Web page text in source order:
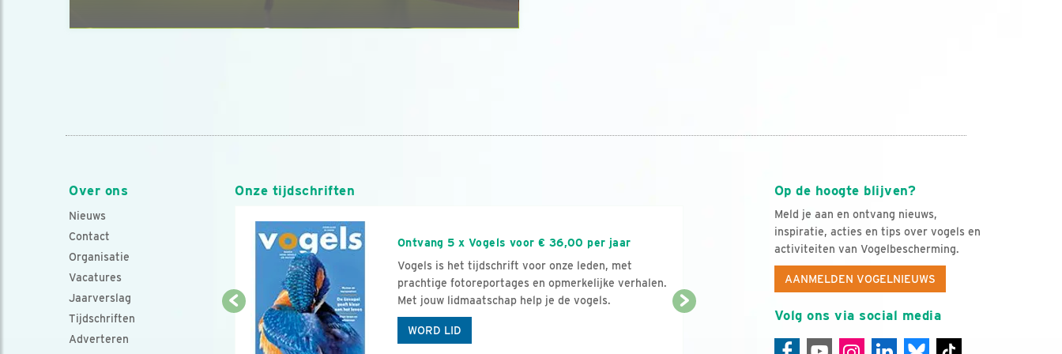
Over ons
Nieuws
Contact
Organisatie
Vacatures
Jaarverslag
Tijdschriften
Adverteren
Op de hoogte blijven?
Meld je aan en ontvang nieuws,
inspiratie, acties en tips over vogels en
activiteiten van Vogelbescherming.
AANMELDEN VOGELNIEUWS
Volg ons via social media
Onze tijdschriften
Ontvang 5 x Vogels voor € 36,00 per jaar
Vogels is het tijdschrift voor onze leden, met
prachtige fotoreportages en opmerkelijke verhalen.
Met jouw lidmaatschap help je de vogels.
WORD LID